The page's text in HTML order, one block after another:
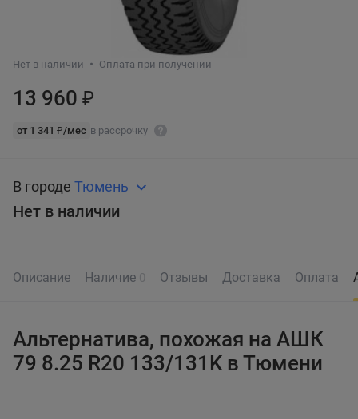
Нет в наличии Оплата при получении
13 960 ₽
от 1 341 ₽/мес в рассрочку
В городе Тюмень
Нет в наличии
Описание Наличие 0 Отзывы Доставка Оплата
Альтернатива, похожая на АШК
79 8.25 R20 133/131K в Тюмени